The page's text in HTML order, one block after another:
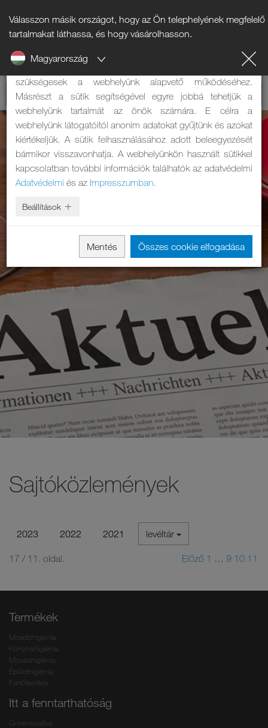
Válasszon másik országot, hogy az Ön telephelyének megfelelő
tartalmakat láthassa, és hogy vásárolhasson.
Magyarország
Sajtóközlemények
2023 2022 2021 levéltár
17 / 11. oldal. Előző 1 … 9 10 11
Termékek
Mosdóhigiénia
Konyhahigiénia
Mosáshigiénia
Épülethigiénia
Fertőtlenítés
Itt a fenntarthatóság
Greenovative
Tájékoztató a sütikről
A weboldalunk sütiket használ. Két feladatuk van: Egyrészt
szükségesek a webhelyünk alapvető működéséhez.
Másrészt a sütik segítségével egyre jobbá tehetjük a
webhelyünk tartalmát az önök számára. E célra a
webhelyünk látogatóitól anonim adatokat gyűjtünk és azokat
kiértékeljük. A sütik felhasználásához adott beleegyezését
bármikor visszavonhatja. A webhelyünkön használt sütikkel
kapcsolatban további információk találhatók az adatvédelmi
Adatvédelmi és az Impresszumban.
Beállítások
Mentés Összes cookie elfogadása